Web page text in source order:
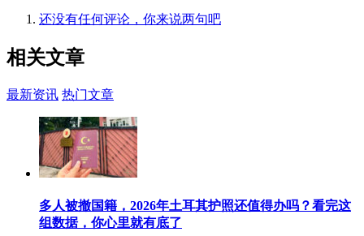
还没有任何评论，你来说两句吧
相关文章
最新资讯 热门文章
多人被撤国籍，2026年土耳其护照还值得办吗？看完这
组数据，你心里就有底了